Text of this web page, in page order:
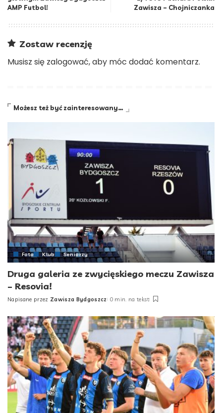
AMP Futbol!
Zawisza – Chojniczanka
Zostaw recenzję
Musisz się zalogować, aby móc dodać komentarz.
Możesz też być zainteresowany…
Foto Klub Seniorzy
Druga galeria ze zwycięskiego meczu Zawisza
– Resovia!
Posted
Napisane przez Zawisza Bydgoszcz 0 min. na tekst